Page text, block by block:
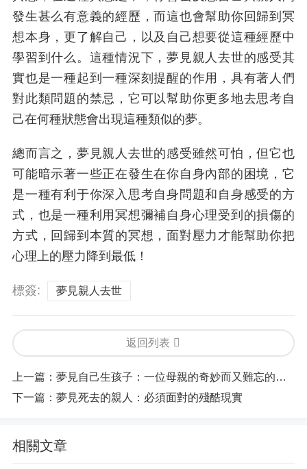
發生甚么有意義的經歷，而這也會幫助你回歸到冥
想本身，更了解自己，以及自己想要從這種經歷中
學習到什么。這種情況下，夢見親人去世的感受其
實也是一種起到一種深刻提醒的作用，具有著人們
對此類問題的禁忌，它可以幫助你更多地去思考自
己在何種狀態會出現這種類似的夢。
總而言之，夢見親人去世的感受雖然可怕，但它也
可能暗示著一些正在發生在你自身內部的困境，它
是一種有利于你深入思考自身問題和自身感受的方
式，也是一種利用冥想彌補自身心理受到的損傷的
方式，回歸到本質的冥想，面對壓力才能幫助你把
心理上的壓力降到最低！
標簽: 夢見親人去世
返回列表
上一篇： 夢見自己生孩子：一位母親的奇妙而又難忘的經歷
下一篇： 夢見死去的親人：必須面對的殘酷現實
相關文章